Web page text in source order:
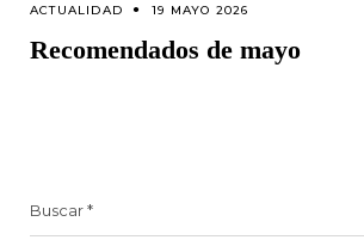
ACTUALIDAD 19 MAYO 2026
Recomendados de mayo